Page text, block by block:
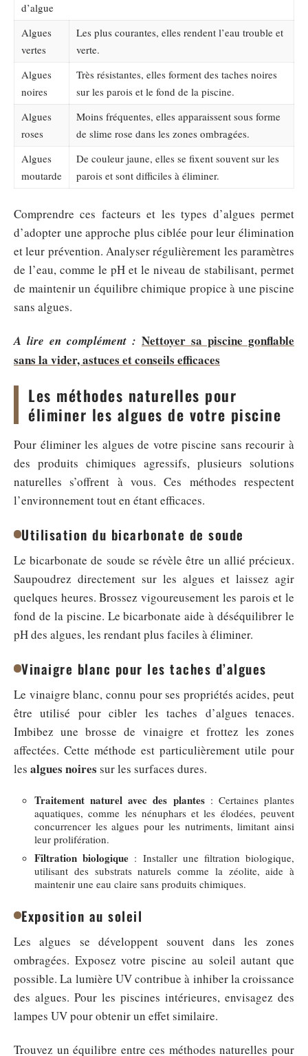
d’algue
Algues
vertes
Les plus courantes, elles rendent l’eau trouble et
verte.
Algues
noires
Très résistantes, elles forment des taches noires
sur les parois et le fond de la piscine.
Algues
roses
Moins fréquentes, elles apparaissent sous forme
de slime rose dans les zones ombragées.
Algues
moutarde
De couleur jaune, elles se fixent souvent sur les
parois et sont difficiles à éliminer.
Comprendre ces facteurs et les types d’algues permet
d’adopter une approche plus ciblée pour leur élimination
et leur prévention. Analyser régulièrement les paramètres
de l’eau, comme le pH et le niveau de stabilisant, permet
de maintenir un équilibre chimique propice à une piscine
sans algues.
A lire en complément : Nettoyer sa piscine gonflable
sans la vider, astuces et conseils efficaces
Les méthodes naturelles pour
éliminer les algues de votre piscine
Pour éliminer les algues de votre piscine sans recourir à
des produits chimiques agressifs, plusieurs solutions
naturelles s’offrent à vous. Ces méthodes respectent
l’environnement tout en étant efficaces.
Utilisation du bicarbonate de soude
Le bicarbonate de soude se révèle être un allié précieux.
Saupoudrez directement sur les algues et laissez agir
quelques heures. Brossez vigoureusement les parois et le
fond de la piscine. Le bicarbonate aide à déséquilibrer le
pH des algues, les rendant plus faciles à éliminer.
Vinaigre blanc pour les taches d’algues
Le vinaigre blanc, connu pour ses propriétés acides, peut
être utilisé pour cibler les taches d’algues tenaces.
Imbibez une brosse de vinaigre et frottez les zones
affectées. Cette méthode est particulièrement utile pour
les algues noires sur les surfaces dures.
Traitement naturel avec des plantes: Certaines plantes
aquatiques, comme les nénuphars et les élodées, peuvent
concurrencer les algues pour les nutriments, limitant ainsi
leur prolifération.
Filtration biologique : Installer une filtration biologique,
utilisant des substrats naturels comme la zéolite, aide à
maintenir une eau claire sans produits chimiques.
Exposition au soleil
Les algues se développent souvent dans les zones
ombragées. Exposez votre piscine au soleil autant que
possible. La lumière UV contribue à inhiber la croissance
des algues. Pour les piscines intérieures, envisagez des
lampes UV pour obtenir un effet similaire.
Trouvez un équilibre entre ces méthodes naturelles pour